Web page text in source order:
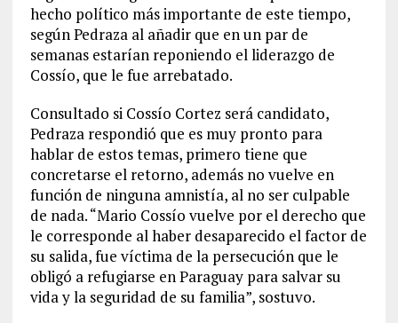
hecho político más importante de este tiempo,
según Pedraza al añadir que en un par de
semanas estarían reponiendo el liderazgo de
Cossío, que le fue arrebatado.
Consultado si Cossío Cortez será candidato,
Pedraza respondió que es muy pronto para
hablar de estos temas, primero tiene que
concretarse el retorno, además no vuelve en
función de ninguna amnistía, al no ser culpable
de nada. “Mario Cossío vuelve por el derecho que
le corresponde al haber desaparecido el factor de
su salida, fue víctima de la persecución que le
obligó a refugiarse en Paraguay para salvar su
vida y la seguridad de su familia”, sostuvo.